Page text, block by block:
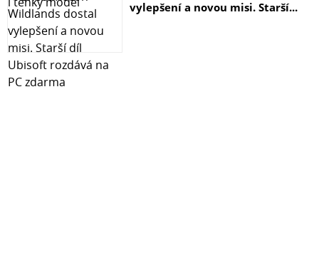
vylepšení a novou misi. Starší...